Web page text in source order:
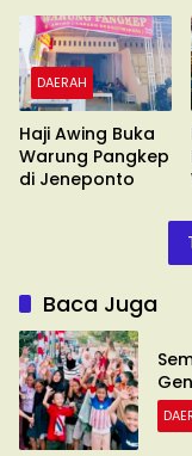
Bajeng Barat
DAERAH
Haji Awing Buka
Warung Pangkep
di Jeneponto
Baca Juga